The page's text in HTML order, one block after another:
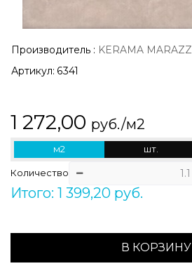
Производитель : KERAMA MARAZZI
Артикул: 6341
1 272,00 руб./м2
м2 шт.
Количество
Итого: 1 399,20 руб.
В КОРЗИНУ